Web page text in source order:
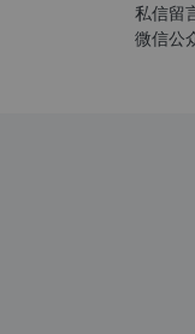
私信留
微信公